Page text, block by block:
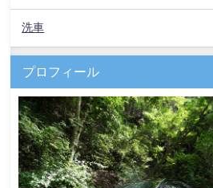
洗車
プロフィール